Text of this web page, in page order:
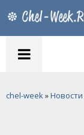
chel-week»Новости